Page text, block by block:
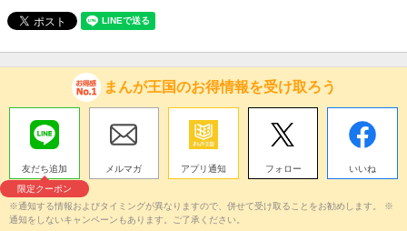
まんが王国のお得情報を受け取ろう
友だち追加
限定クーポン
メルマガ アプリ通知 フォロー いいね
※通知する情報およびタイミングが異なりますので、併せて受け取ることをお勧めします。 ※
通知をしないキャンペーンもあります。ご了承ください。